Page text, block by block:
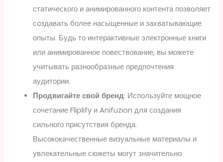
статического и анимированного контента позволяет
создавать более насыщенные и захватывающие
опыты. Будь то интерактивные электронные книги
или анимированное повествование, вы можете
учитывать разнообразные предпочтения
аудитории.
Продвигайте свой бренд: Используйте мощное
сочетание Fliplify и Anifuzion для создания
сильного присутствия бренда.
Высококачественные визуальные материалы и
увлекательные сюжеты могут значительно